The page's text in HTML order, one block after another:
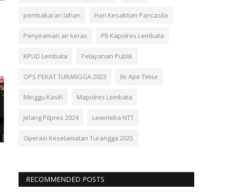
pembakaran lahan Hari Kesaktian Pancasila
Penyiraman air keras Plt Kapolres Lembata
KPUD Lembata Pelayanan Publik
OPS PEKAT TURANGGA 2023 Ile Ape Timur
Minggu Kasih Mapolres Lembata
Jelang Pilpres 2024 Lewoleba NTT
Operasi Keselamatan Turangga 2025
RECOMMENDED POSTS